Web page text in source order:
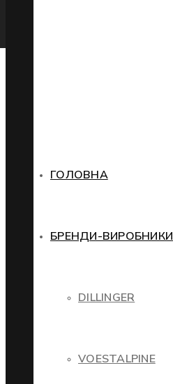
ГОЛОВНА
БРЕНДИ-ВИРОБНИКИ
DILLINGER
VOESTALPINE